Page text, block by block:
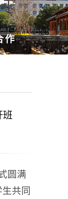
作
班
圆满
共同